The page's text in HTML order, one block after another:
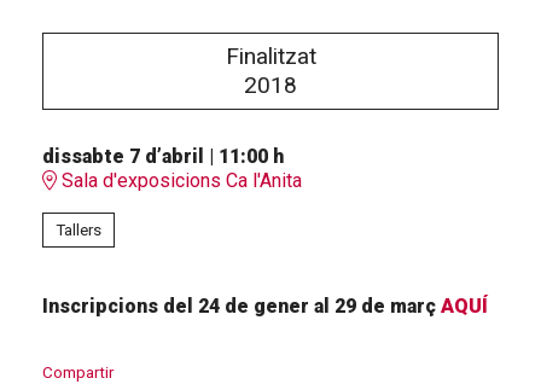
Finalitzat
2018
dissabte 7 d’abril
11:00 h
Sala d'exposicions Ca l'Anita
Tallers
Inscripcions del 24 de gener al 29 de març AQUÍ
Compartir